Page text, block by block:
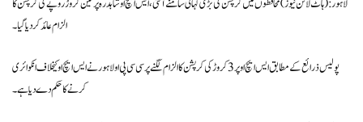
لاہور: ( ہاٹ لائن نیوز) محافظوں میں کرپشن کی بڑی کہانی سامنے آ گئی ، ایس ایچ او شاہدرہ پر تین کروڑ روپے کی کرپشن کا
الزام عائد کر دیا گیا ۔
پولیس ذرائع کے مطابق ایس ایچ او پر 3 کروڑ کی کرپشن کا الزام لگنے پر سی سی پی او لاہور نے ایس ایچ او کیخلاف انکوائری
کرنے کا حکم دے دیا ہے۔